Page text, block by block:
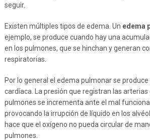
seguir.
Existen múltiples tipos de edema. Un edema
ejemplo, se produce cuando hay una
en los pulmones, que se hinchan y generan
respiratorias.
Por lo general el edema pulmonar se
cardíaca. La presión que registran las arterias
pulmones se incrementa ante el mal
provocando la irrupción de líquido en los
hace que el oxígeno no pueda circular de
pulmones.